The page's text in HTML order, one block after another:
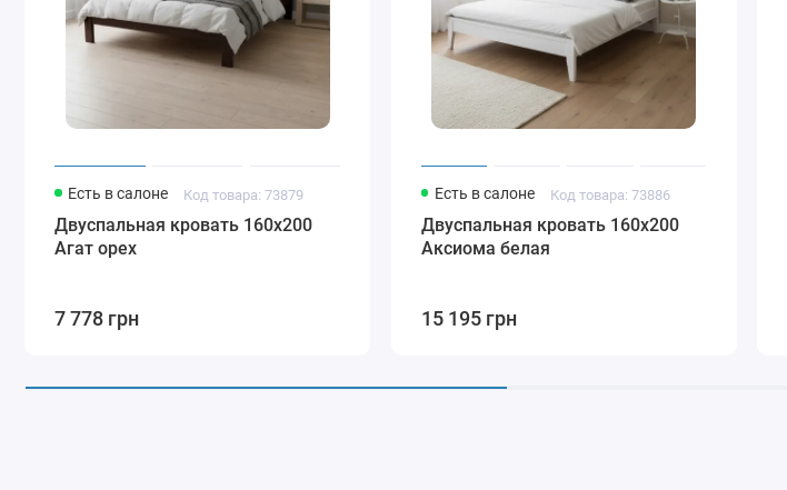
Есть в салоне Код товара: 73879
Двуспальная кровать 160х200
Агат орех
7 778 грн
Есть в салоне Код товара: 73886
Двуспальная кровать 160х200
Аксиома белая
15 195 грн